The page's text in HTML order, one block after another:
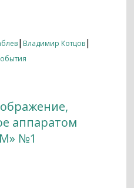
и техники
| Владимир Котцов|
аппаратом
№1